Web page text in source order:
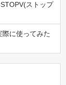
ストップ
に使ってみた